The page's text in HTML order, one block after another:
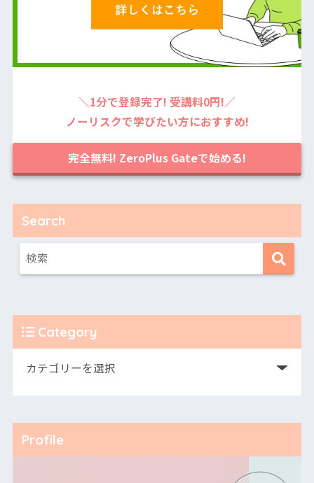
＼1分で登録完了! 受講料0円!／
ノーリスクで学びたい方におすすめ!
完全無料! ZeroPlus Gateで始める!
Search
Category
Profile